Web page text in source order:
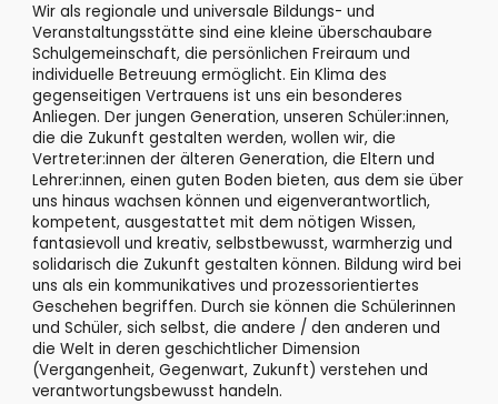
Wir als regionale und universale Bildungs- und
Veranstaltungsstätte sind eine kleine überschaubare
Schulgemeinschaft, die persönlichen Freiraum und
individuelle Betreuung ermöglicht. Ein Klima des
gegenseitigen Vertrauens ist uns ein besonderes
Anliegen. Der jungen Generation, unseren Schüler:innen,
die die Zukunft gestalten werden, wollen wir, die
Vertreter:innen der älteren Generation, die Eltern und
Lehrer:innen, einen guten Boden bieten, aus dem sie über
uns hinaus wachsen können und eigenverantwortlich,
kompetent, ausgestattet mit dem nötigen Wissen,
fantasievoll und kreativ, selbstbewusst, warmherzig und
solidarisch die Zukunft gestalten können. Bildung wird bei
uns als ein kommunikatives und prozessorientiertes
Geschehen begriffen. Durch sie können die Schülerinnen
und Schüler, sich selbst, die andere / den anderen und
die Welt in deren geschichtlicher Dimension
(Vergangenheit, Gegenwart, Zukunft) verstehen und
verantwortungsbewusst handeln.